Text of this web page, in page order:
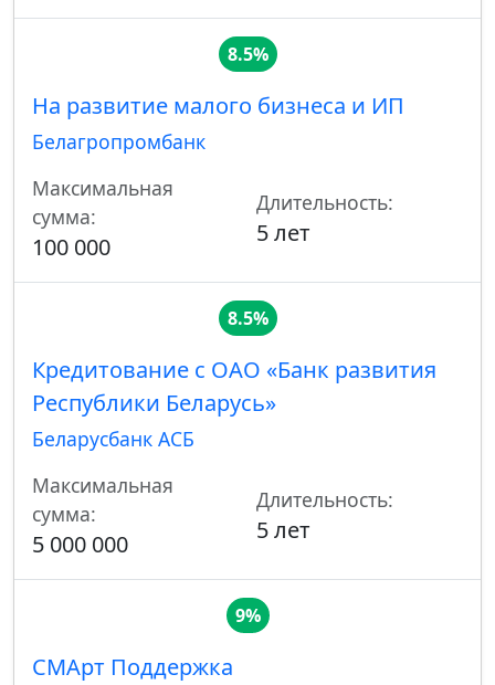
8.5%
На развитие малого бизнеса и ИП
Белагропромбанк
Максимальная
сумма:
100 000
Длительность:
5 лет
8.5%
Кредитование с ОАО «Банк развития
Республики Беларусь»
Беларусбанк АСБ
Максимальная
сумма:
5 000 000
Длительность:
5 лет
9%
СМАрт Поддержка